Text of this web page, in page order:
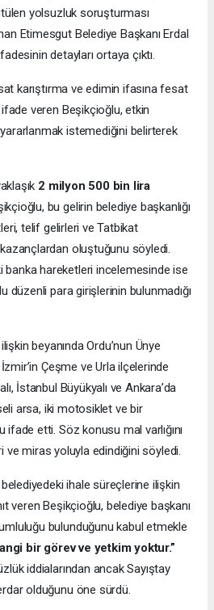
yolsuzluk soruşturması
Etimesgut Belediye Başkanı Erdal
detayları ortaya çıktı.
karıştırma ve edimin ifasına fesat
ifade veren Beşikçioğlu, etkin
istemediğini belirterek
2 milyon 500 bin lira
bu gelirin belediye başkanlığı
telif gelirleri ve Tatbikat
oluştuğunu söyledi.
banka hareketleri incelemesinde ise
düzenli para girişlerinin bulunmadığı
beyanında Ordu’nun Ünye
Çeşme ve Urla ilçelerinde
İstanbul Büyükyalı ve Ankara’da
arsa, iki motosiklet ve bir
etti. Söz konusu mal varlığını
ve miras yoluyla edindiğini söyledi.
ihale süreçlerine ilişkin
veren Beşikçioğlu, belediye başkanı
bulunduğunu kabul etmekle
bir görev ve yetkim yoktur.”
iddialarından ancak Sayıştay
olduğunu öne sürdü.